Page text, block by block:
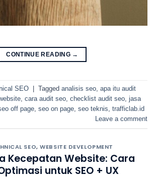
CONTINUE READING →
SEO Tagged analisis seo, apa itu audit
, cara audit seo, checklist audit seo, jasa
off page, seo on page, seo teknis, trafficlab.id
Leave a comment
SEO,WEBSITE DEVELOPMENT
Kecepatan Website: Cara
untuk SEO + UX